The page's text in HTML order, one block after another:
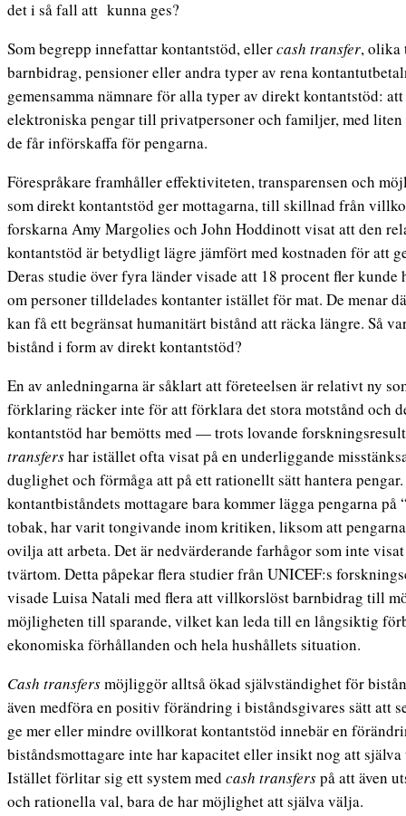
det i så fall att kunna ges?
Som begrepp innefattar kontantstöd, ellercash transfer, olika
barnbidrag, pensioner eller andra typer av rena
gemensamma nämnare för alla typer av direkt kontantstöd:
elektroniska pengar till privatpersoner och familjer, med
de får införskaffa för pengarna.
Förespråkare framhåller effektiviteten, transparensen och
som direkt kontantstöd ger mottagarna, till skillnad från
forskarna Amy Margolies och John Hoddinott visat att den
kontantstöd är betydligt lägre jämfört med kostnaden för att
Deras studie över fyra länder visade att 18 procent fler
om personer tilldelades kontanter istället för mat. De menar
kan få ett begränsat humanitärt bistånd att räcka längre. Så
bistånd i form av direkt kontantstöd?
En av anledningarna är såklart att företeelsen är relativt ny
förklaring räcker inte för att förklara det stora motstånd och
kontantstöd har bemötts med — trots lovande
transfershar istället ofta visat på en underliggande
duglighet och förmåga att på ett rationellt sätt hantera
kontantbiståndets mottagare bara kommer lägga pengarna på
tobak, har varit tongivande inom kritiken, liksom att
ovilja att arbeta. Det är nedvärderande farhågor som inte
tvärtom. Detta påpekar flera studier från UNICEF:s
visade Luisa Natali med flera att villkorslöst barnbidrag till
möjligheten till sparande, vilket kan leda till en långsiktig
ekonomiska förhållanden och hela hushållets situation.
Cash transfersmöjliggör alltså ökad självständighet för
även medföra en positiv förändring i biståndsgivares sätt att
ge mer eller mindre ovillkorat kontantstöd innebär en
biståndsmottagare inte har kapacitet eller insikt nog att själva
Istället förlitar sig ett system med cash transferspå att även
och rationella val, bara de har möjlighet att själva välja.